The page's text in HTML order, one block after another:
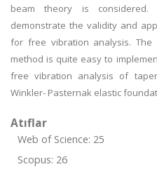
beam theory is considered.
demonstrate the validity and
for free vibration analysis.
method is quite easy to
free vibration analysis of
Winkler- Pasternak elastic
Atıflar
Web of Science: 25
Scopus: 26